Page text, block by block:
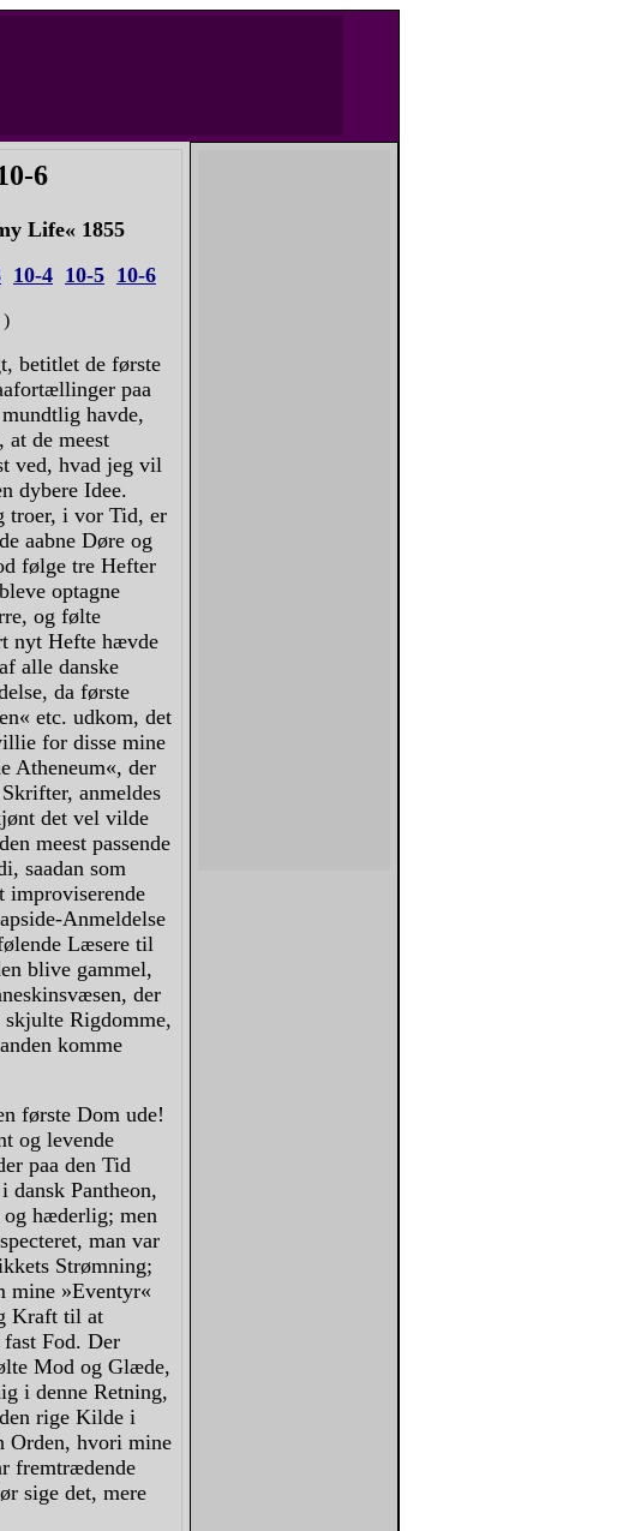
6
Life« 1855
10-4 10-5 10-6
)
betitlet de første
paa
havde,
de meest
ved, hvad jeg vil
dybere Idee.
troer, i vor Tid, er
aabne Døre og
følge tre Hefter
optagne
og følte
nyt Hefte hævde
alle danske
da første
etc. udkom, det
for disse mine
Atheneum«, der
anmeldes
det vel vilde
meest passende
saadan som
improviserende
Anmeldelse
Læsere til
blive gammel,
der
Rigdomme,
komme
første Dom ude!
og levende
paa den Tid
dansk Pantheon,
hæderlig; men
man var
Strømning;
mine »Eventyr«
Kraft til at
Fod. Der
Mod og Glæde,
i denne Retning,
rige Kilde i
Orden, hvori mine
fremtrædende
sige det, mere